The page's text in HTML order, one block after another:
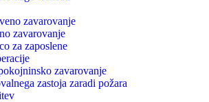
zavarovanje
zavarovanje
za zaposlene
zavarovanje
zastoja zaradi požara